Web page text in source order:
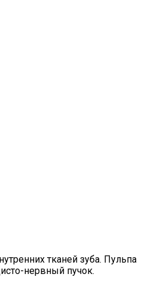
тканей зуба. Пульпа
нервный пучок.